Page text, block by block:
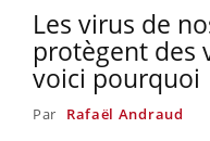
Les virus de
protègent des
voici pourquoi
Par Rafaël Andraud